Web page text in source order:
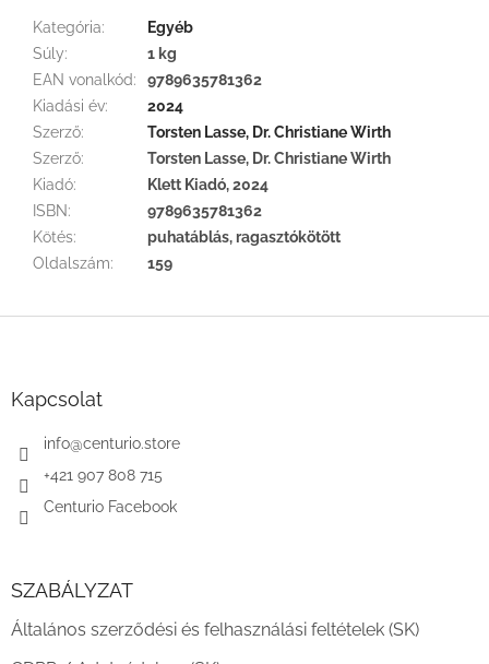
Kategória:
Egyéb
Súly:
1 kg
EAN vonalkód:
9789635781362
Kiadási év:
2024
Szerző:
Torsten Lasse, Dr. Christiane Wirth
Szerző:
Torsten Lasse, Dr. Christiane Wirth
Kiadó:
Klett Kiadó, 2024
ISBN:
9789635781362
Kötés:
puhatáblás, ragasztókötött
Oldalszám: 159
Kapcsolat
info@centurio.store
+421 907 808 715
Centurio Facebook
SZABÁLYZAT
Általános szerződési és felhasználási feltételek (SK)